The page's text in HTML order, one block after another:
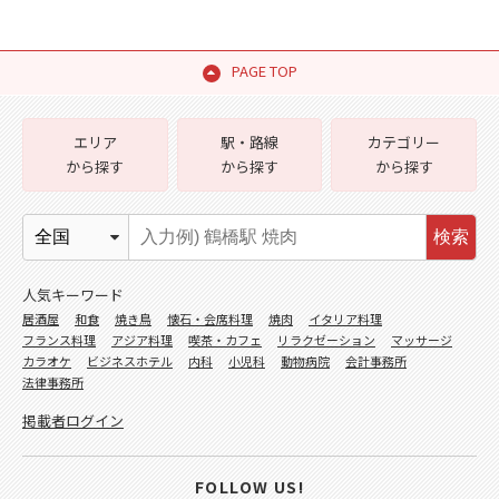
PAGE TOP
エリア
から探す
駅・路線
から探す
カテゴリー
から探す
検索
人気キーワード
居酒屋 和食 焼き鳥 懐石・会席料理 焼肉
イタリア料理
フランス料理
アジア料理 喫茶・カフェ リラクゼーション
マッサージ
カラオケ
ビジネスホテル 内科 小児科 動物病院
会計事務所
法律事務所
掲載者ログイン
FOLLOW US!